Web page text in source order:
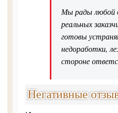
Мы рады любой
реальных
готовы
недоработки,
стороне
Негативные